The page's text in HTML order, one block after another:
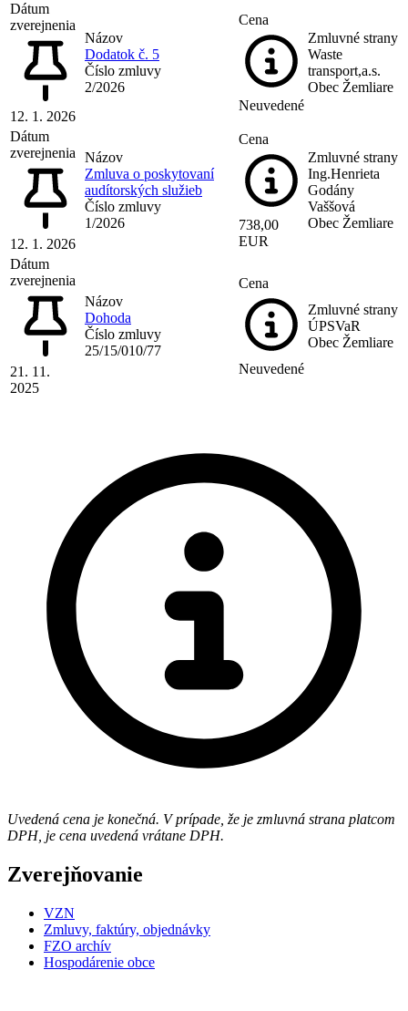
Dátum
zverejnenia
12. 1. 2026
Názov
Dodatok č. 5
Číslo zmluvy
2/2026
Cena
Neuvedené
Zmluvné strany
Waste
transport,a.s.
Obec Žemliare
Dátum
zverejnenia
12. 1. 2026
Názov
Zmluva o poskytovaní
audítorských služieb
Číslo zmluvy
1/2026
Cena
738,00
EUR
Zmluvné strany
Ing.Henrieta
Godány
Vaššová
Obec Žemliare
Dátum
zverejnenia
21. 11.
2025
Názov
Dohoda
Číslo zmluvy
25/15/010/77
Cena
Neuvedené
Zmluvné strany
ÚPSVaR
Obec Žemliare
Uvedená cena je konečná. V prípade, že je zmluvná strana platcom
DPH, je cena uvedená vrátane DPH.
Zverejňovanie
VZN
Zmluvy, faktúry, objednávky
FZO archív
Hospodárenie obce